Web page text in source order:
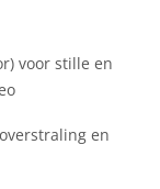
voor stille en
en